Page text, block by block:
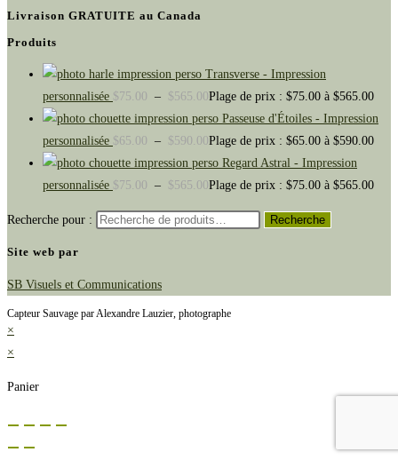
Livraison GRATUITE au Canada
Produits
Transverse - Impression
personnalisée $75.00 – $565.00Plage de prix : $75.00 à $565.00
Passeuse d'Étoiles - Impression
personnalisée $65.00 – $590.00Plage de prix : $65.00 à $590.00
Regard Astral - Impression
personnalisée $75.00 – $565.00Plage de prix : $75.00 à $565.00
Recherche pour : Recherche
Site web par
SB Visuels et Communications
Capteur Sauvage par Alexandre Lauzier, photographe
×
×
Panier